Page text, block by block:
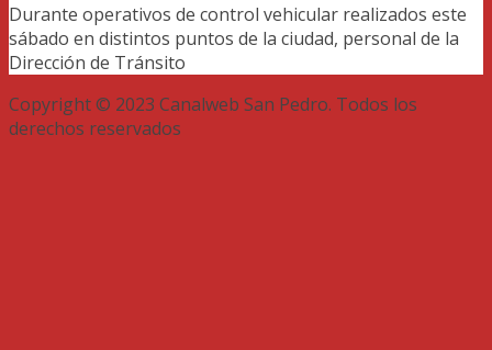
Durante operativos de control vehicular realizados este
sábado en distintos puntos de la ciudad, personal de la
Dirección de Tránsito